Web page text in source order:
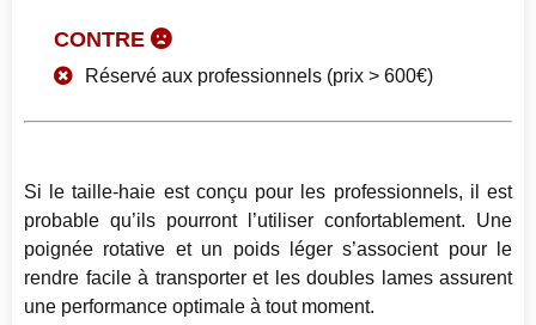
CONTRE
Réservé aux professionnels (prix > 600€)
Si le taille-haie est conçu pour les professionnels, il est
probable qu’ils pourront l’utiliser confortablement. Une
poignée rotative et un poids léger s’associent pour le
rendre facile à transporter et les doubles lames assurent
une performance optimale à tout moment.